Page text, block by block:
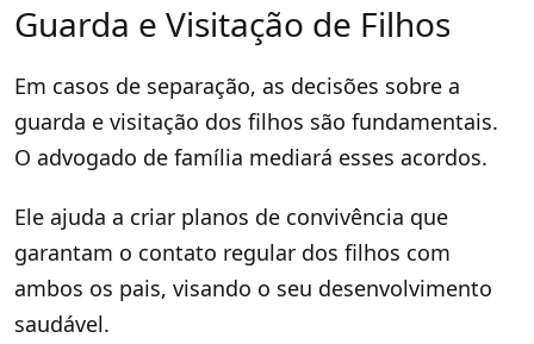
Guarda e Visitação de Filhos
Em casos de separação, as decisões sobre a
guarda e visitação dos filhos são fundamentais.
O advogado de família mediará esses acordos.
Ele ajuda a criar planos de convivência que
garantam o contato regular dos filhos com
ambos os pais, visando o seu desenvolvimento
saudável.